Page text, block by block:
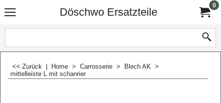
Döschwo Ersatzteile
0
<< Zurück Home > Carrosserie > Blech AK >
mittelleiste L mit schanrier